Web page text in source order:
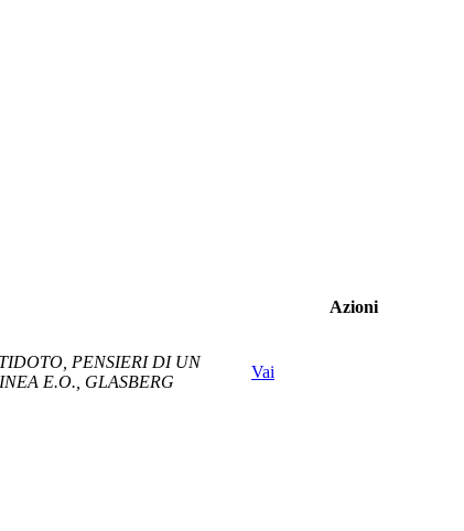
Azioni
PENSIERI DI UN
E.O., GLASBERG
Vai